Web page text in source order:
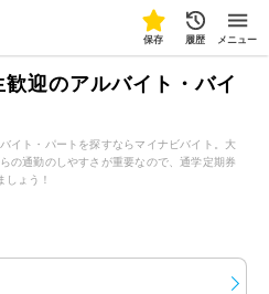
保存 履歴 メニュー
迎のアルバイト・バイ
イト・パートを探すならマイナビバイト。大
の通勤のしやすさが重要なので、通学定期券
しょう！